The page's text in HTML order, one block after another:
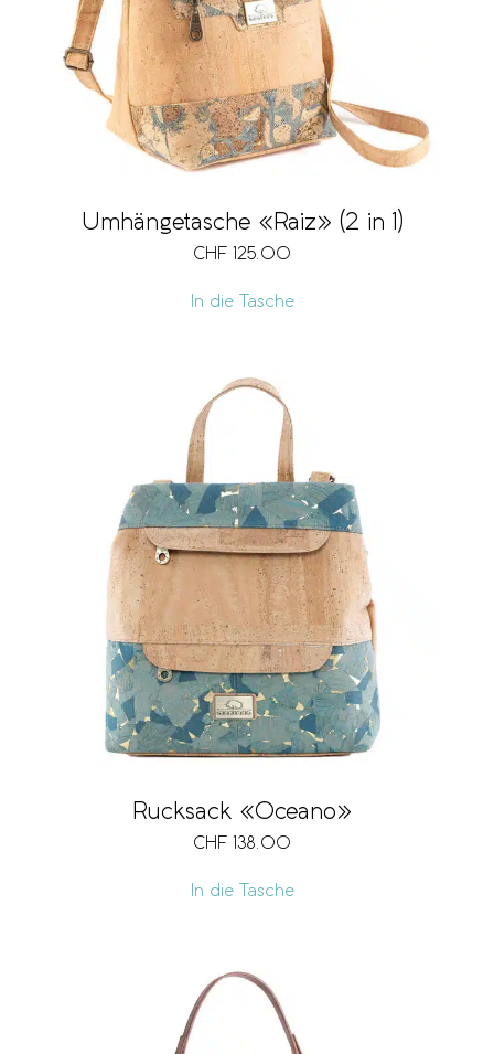
84 128
Umhängetasche «Raiz» (2 in 1)
CHF 125.00
In die Tasche
Rucksack «Oceano»
CHF 138.00
In die Tasche